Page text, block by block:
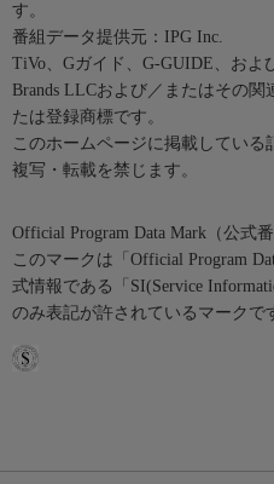
す。
番組データ提供元：IPG Inc.
TiVo、Gガイド、G-GUIDE、およ
Brands LLCおよび／またはその
たは登録商標です。
このホームページに掲載してい
複写・転載を禁じます。
Official Program Data Mark（公式
このマークは「Official Program
式情報である「SI(Service
のみ表記が許されているマークで